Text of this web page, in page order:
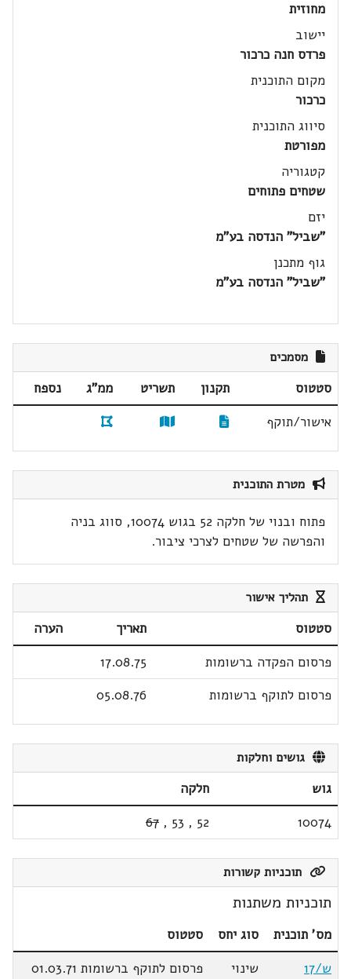
מחוזית
יישוב
פרדס חנה כרכור
מקום התוכנית
כרכור
סיווג התוכנית
מפורטת
קטגוריה
שטחים פתוחים
יזם
"שביל" הנדסה בע"מ
גוף מתכנן
"שביל" הנדסה בע"מ
מסמכים
סטטוס תקנון תשריט ממ"ג
נספח
אישור/תוקף
מטרת התוכנית
פתוח ובנוי של חלקה 52 בגוש 10074, סווג בניה
והפרשה של שטחים לצרכי ציבור.
תהליך אישור
סטטוס תאריך
הערה
פרסום הפקדה ברשומות
17.08.75
פרסום לתוקף ברשומות
05.08.76
גושים וחלקות
גוש
חלקה
10074
52
,
53
,
67
תוכניות קשורות
תוכניות משתנות
מס' תוכנית סוג יחס
סטטוס
ש/17
שינוי
פרסום לתוקף ברשומות 01.03.71